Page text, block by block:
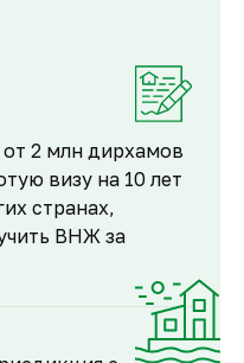
2 млн дирхамов
визу на 10 лет
странах,
ВНЖ за